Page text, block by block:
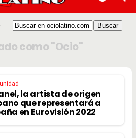
como "Ocio"
la artista de origen
que representará a
en Eurovisión 2022